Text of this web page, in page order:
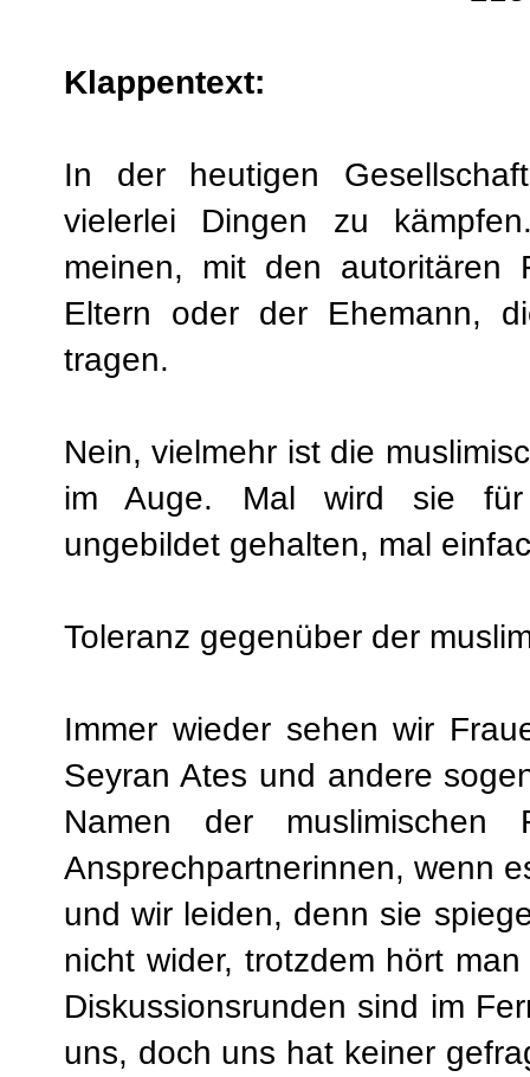
Klappentext:
In der heutigen
vielerlei Dingen zu
meinen, mit den autoritären
Eltern oder der Ehemann,
tragen.
Nein, vielmehr ist die
im Auge. Mal wird sie für
ungebildet gehalten, mal
Toleranz gegenüber der
Immer wieder sehen wir
Seyran Ates und andere
Namen der
Ansprechpartnerinnen, wenn
und wir leiden, denn sie
nicht wider, trotzdem hört
Diskussionsrunden sind im
uns, doch uns hat keiner